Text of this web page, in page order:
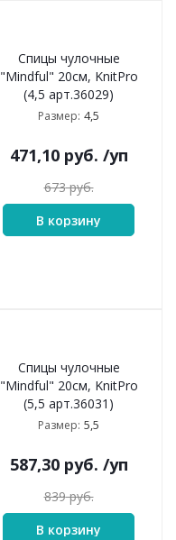
Спицы чулочные
"Mindful" 20см, KnitPro
(4,5 арт.36029)
Размер: 4,5
471,10руб. /уп
673руб.
В корзину
Спицы чулочные
"Mindful" 20см, KnitPro
(5,5 арт.36031)
Размер: 5,5
587,30руб. /уп
839руб.
В корзину